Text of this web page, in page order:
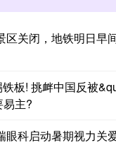
区关闭，地铁明日早
板! 挑衅中国反被
主?
眼科启动暑期视力关